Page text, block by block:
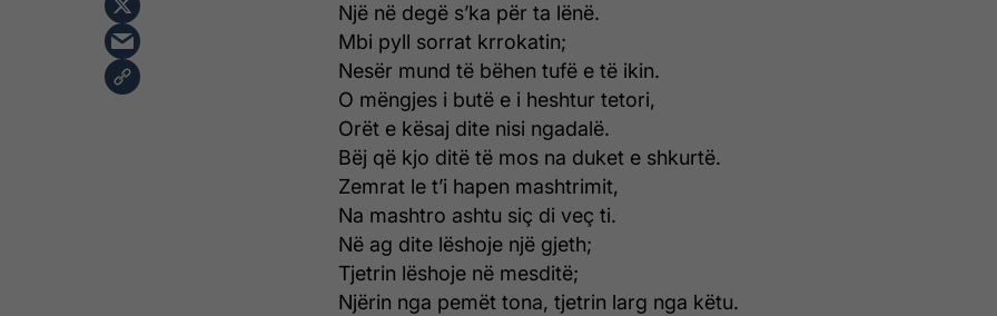
Një në degë s’ka për ta lënë.
Mbi pyll sorrat krrokatin;
Nesër mund të bëhen tufë e të ikin.
O mëngjes i butë e i heshtur tetori,
Orët e kësaj dite nisi ngadalë.
Bëj që kjo ditë të mos na duket e shkurtë.
Zemrat le t’i hapen mashtrimit,
Na mashtro ashtu siç di veç ti.
Në ag dite lëshoje një gjeth;
Tjetrin lëshoje në mesditë;
Njërin nga pemët tona, tjetrin larg nga këtu.